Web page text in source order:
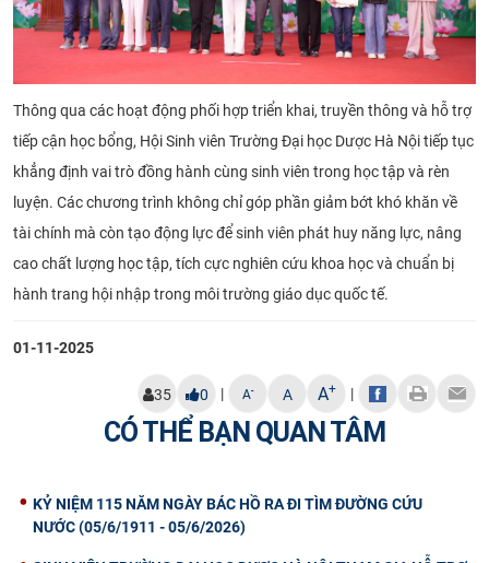
Thông qua các hoạt động phối hợp triển khai, truyền thông và hỗ trợ
tiếp cận học bổng, Hội Sinh viên Trường Đại học Dược Hà Nội tiếp tục
khẳng định vai trò đồng hành cùng sinh viên trong học tập và rèn
luyện. Các chương trình không chỉ góp phần giảm bớt khó khăn về
tài chính mà còn tạo động lực để sinh viên phát huy năng lực, nâng
cao chất lượng học tập, tích cực nghiên cứu khoa học và chuẩn bị
hành trang hội nhập trong môi trường giáo dục quốc tế.
01-11-2025
35 0 | A- A A+ |
CÓ THỂ BẠN QUAN TÂM
KỶ NIỆM 115 NĂM NGÀY BÁC HỒ RA ĐI TÌM ĐƯỜNG CỨU
NƯỚC (05/6/1911 - 05/6/2026)